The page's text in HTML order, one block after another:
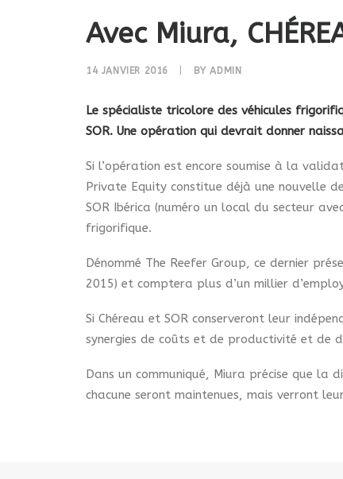
Avec Miura,
14 JANVIER 2016 BYADMIN
Le spécialiste tricolore des véhicules
SOR. Une opération qui devrait donner
Si l’opération est encore soumise à la
Private Equity constitue déjà une nouvelle
SOR Ibérica (numéro un local du secteur
frigorifique.
Dénommé The Reefer Group, ce dernier
2015) et comptera plus d’un millier
Si Chéreau et SOR conserveront leur
synergies de coûts et de productivité et de
Dans un communiqué, Miura précise que la
chacune seront maintenues, mais verront